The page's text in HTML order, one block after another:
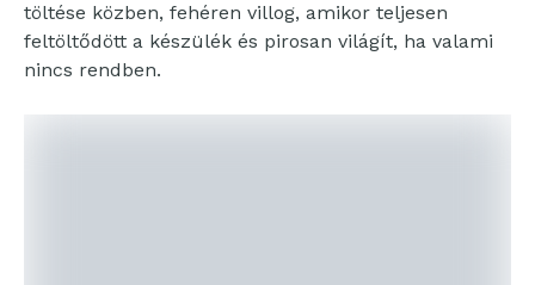
töltése közben, fehéren villog, amikor teljesen
feltöltődött a készülék és pirosan világít, ha valami
nincs rendben.